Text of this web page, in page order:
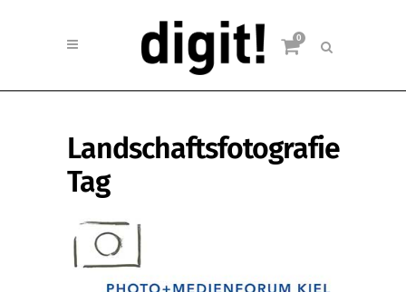
0
Landschaftsfotografie
Tag